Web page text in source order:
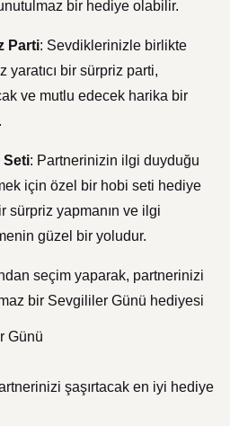
bir hediye olabilir.
Parti: Sevdiklerinizle birlikte
bir sürpriz parti,
ve mutlu edecek harika bir
Seti: Partnerinizin ilgi duyduğu
için özel bir hobi seti hediye
sürpriz yapmanın ve ilgi
güzel bir yoludur.
seçim yaparak, partnerinizi
bir Sevgililer Günü hediyesi
şaşırtacak en iyi hediye